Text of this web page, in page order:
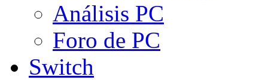
Análisis PC
Foro de PC
Switch